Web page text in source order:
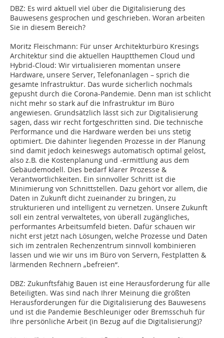
DBZ: Es wird aktuell viel über die Digitalisierung des
Bauwesens gesprochen und geschrieben. Woran arbeiten
Sie in diesem Bereich?
Moritz Fleischmann: Für unser Architekturbüro Kresings
Architektur sind die aktuellen Hauptthemen Cloud und
Hybrid-Cloud: Wir virtualisieren momentan unsere
Hardware, unsere Server, Telefonanlagen – sprich die
gesamte Infrastruktur. Das wurde sicherlich nochmals
gepusht durch die Corona-Pandemie. Denn man ist schlicht
nicht mehr so stark auf die Infrastruktur im Büro
angewiesen. Grundsätzlich lässt sich zur Digitalisierung
sagen, dass wir recht fortgeschritten sind. Die technische
Performance und die Hardware werden bei uns stetig
optimiert. Die dahinter liegenden Prozesse in der Planung
sind damit jedoch keineswegs automatisch optimal gelöst,
also z.B. die Kostenplanung und -ermittlung aus dem
Gebäudemodell. Dies bedarf klarer Prozesse &
Verantwortlichkeiten. Ein sinnvoller Schritt ist die
Minimierung von Schnittstellen. Dazu gehört vor allem, die
Daten in Zukunft dicht zueinander zu bringen, zu
strukturieren und intelligent zu vernetzen. Unsere Zukunft
soll ein zentral verwaltetes, von überall zugängliches,
performantes Arbeitsumfeld bieten. Dafür schauen wir
nicht erst jetzt nach Lösungen, welche Prozesse und Daten
sich im zentralen Rechenzentrum sinnvoll kombinieren
lassen und wie wir uns im Büro von Servern, Festplatten &
lärmenden Rechnern „befreien“.
DBZ: Zukunftsfähig Bauen ist eine Herausforderung für alle
Beteiligten. Was sind nach Ihrer Meinung die größten
Herausforderungen für die Digitalisierung des Bauwesens
und ist die Pandemie Beschleuniger oder Bremsschuh für
Ihre persönliche Arbeit (in Bezug auf die Digitalisierung)?